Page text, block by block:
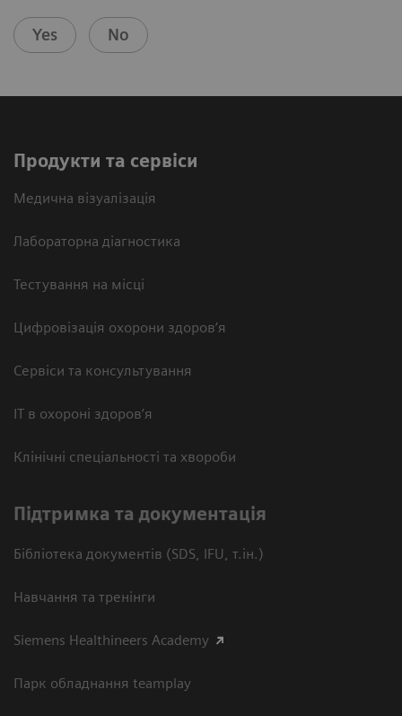
Yes No
Продукти та сервіси
Медична візуалізація
Лабораторна діагностика
Тестування на місці
Цифровізація охорони здоров’я
Сервіси та консультування
ІТ в охороні здоров’я
Клінічні спеціальності та хвороби
Підтримка та документація
Бібліотека документів (SDS, IFU, т.ін.)
Навчання та тренінги
Siemens Healthineers Academy
Парк обладнання teamplay